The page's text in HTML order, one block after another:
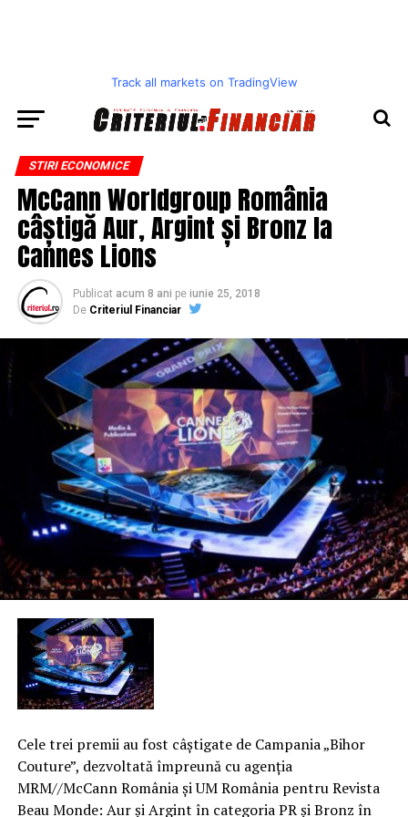
Track all markets on TradingView
STIRI ECONOMICE
McCann Worldgroup România
câștigă Aur, Argint și Bronz la
Cannes Lions
Publicat acum 8 ani pe iunie 25, 2018
De Criteriul Financiar
Cele trei premii au fost câştigate de Campania „Bihor
Couture”, dezvoltată împreună cu agenţia
MRM//McCann România şi UM România pentru Revista
Beau Monde: Aur şi Argint în categoria PR şi Bronz în